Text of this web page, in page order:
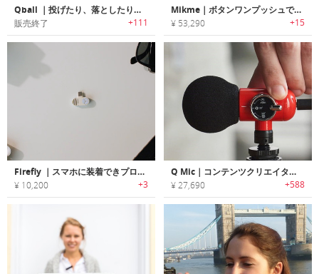
Qball ｜投げたり、落としたり、転がしたり出来るボール型マイク「キューボール」
販売終了 +111
Mikme｜ボタンワンプッシュでスタジオ品質レコーディング可能なワイヤレスレコーダー「マイクミー」
¥ 53,290 +15
Firefly ｜スマホに装着できプロ仕様の音質を実現するUSB-C小型マイク
¥ 10,200 +3
Q Mic｜コンテンツクリエイターのためにデザインされたポータブル高性能マイク「Qマイク」
¥ 27,690 +588